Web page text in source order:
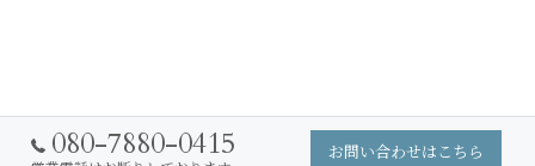
080-7880-0415 お問い合わせはこちら